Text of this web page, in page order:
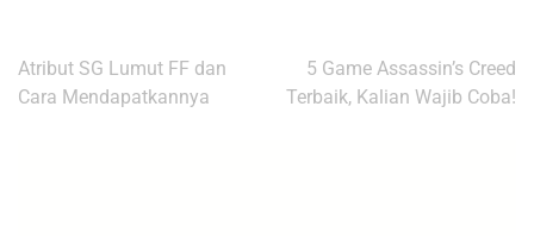
Navigasi
pos
Atribut SG Lumut FF dan
Cara Mendapatkannya
5 Game Assassin’s Creed
Terbaik, Kalian Wajib Coba!